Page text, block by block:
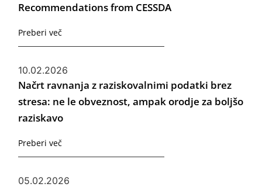
Recommendations from CESSDA
Preberi več
10.02.2026
Načrt ravnanja z raziskovalnimi podatki brez
stresa: ne le obveznost, ampak orodje za boljšo
raziskavo
Preberi več
05.02.2026